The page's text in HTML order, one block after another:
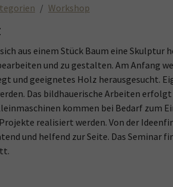
Workshop
aus einem Stück Baum eine Skulptur
und zu gestalten. Am Anfang
und geeignetes Holz herausgesucht.
Das bildhauerische Arbeiten
kommen bei Bedarf zum
realisiert werden. Von der
und helfend zur Seite. Das Seminar